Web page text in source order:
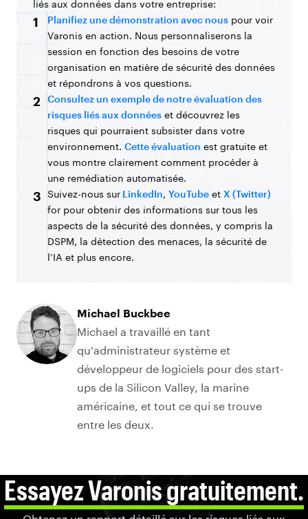
liés aux données dans votre entreprise:
1 Planifiez une démonstration avec nous pour voir
Varonis en action. Nous personnaliserons la
session en fonction des besoins de votre
organisation en matière de sécurité des données
et répondrons à vos questions.
2
Consultez un exemple de notre évaluation des
risques liés aux données et découvrez les
risques qui pourraient subsister dans votre
environnement. Cette évaluation est gratuite et
vous montre clairement comment procéder à
une remédiation automatisée.
3 Suivez-nous sur LinkedIn, YouTube et X (Twitter)
for pour obtenir des informations sur tous les
aspects de la sécurité des données, y compris la
DSPM, la détection des menaces, la sécurité de
l’IA et plus encore.
Michael Buckbee
Michael a travaillé en tant
qu'administrateur système et
développeur de logiciels pour des start-
ups de la Silicon Valley, la marine
américaine, et tout ce qui se trouve
entre les deux.
Essayez Varonis gratuitement.